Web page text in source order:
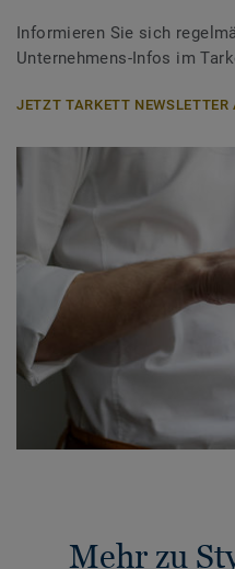
Informieren Sie sich
Unternehmens-Infos im
JETZT TARKETT NEWSLETTER
Mehr zu